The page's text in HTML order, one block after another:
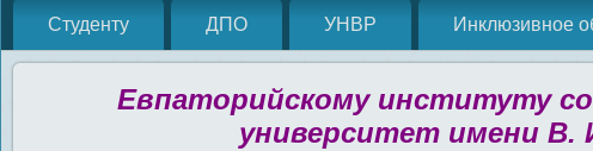
Студенту ДПО УНВР Инклюзивное
Евпаторийскому институту
университет имени В.